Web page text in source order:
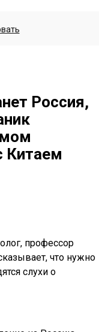
Россия,
Китаем
профессор
что нужно
слухи о